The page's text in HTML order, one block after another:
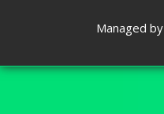
Managed by